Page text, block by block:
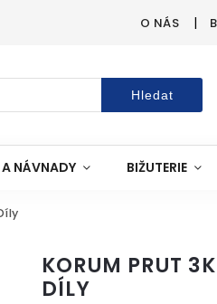
O NÁS
Hledat
NÁVNADY BIŽUTERIE
KORUM PRUT
DÍLY